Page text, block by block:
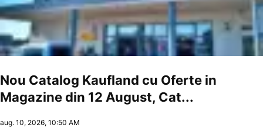
Nou Catalog Kaufland cu Oferte in
Magazine din 12 August, Cat...
aug. 10, 2026, 10:50 AM